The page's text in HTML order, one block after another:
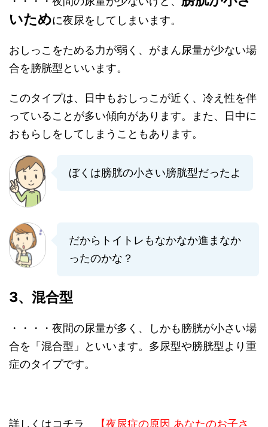
いために夜尿をしてしまいます。
おしっこをためる力が弱く、がまん尿量が少ない場
合を膀胱型といいます。
このタイプは、日中もおしっこが近く、冷え性を伴
っていることが多い傾向があります。また、日中に
おもらしをしてしまうこともあります。
ぼくは膀胱の小さい膀胱型だったよ
だからトイトレもなかなか進まなか
ったのかな？
3、混合型
・・・・夜間の尿量が多く、しかも膀胱が小さい場
合を「混合型」といいます。多尿型や膀胱型より重
症のタイプです。
詳しくはコチラ 【夜尿症の原因 あなたのお子さ